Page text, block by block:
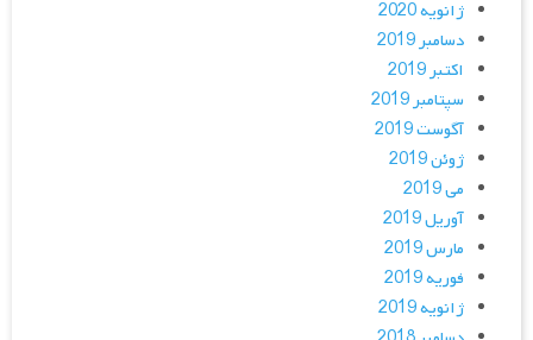
ژانویه 2020
دسامبر 2019
اکتبر 2019
سپتامبر 2019
آگوست 2019
ژوئن 2019
می 2019
آوریل 2019
مارس 2019
فوریه 2019
ژانویه 2019